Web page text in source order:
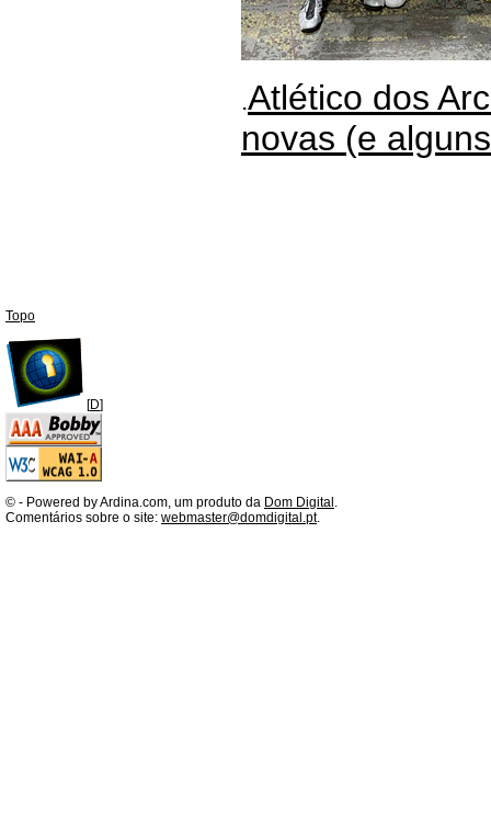
.Atlético dos
novas (e
Topo
[D]
© - Powered by Ardina.com, um produto da Dom Digital .
Comentários sobre o site: webmaster@domdigital.pt.